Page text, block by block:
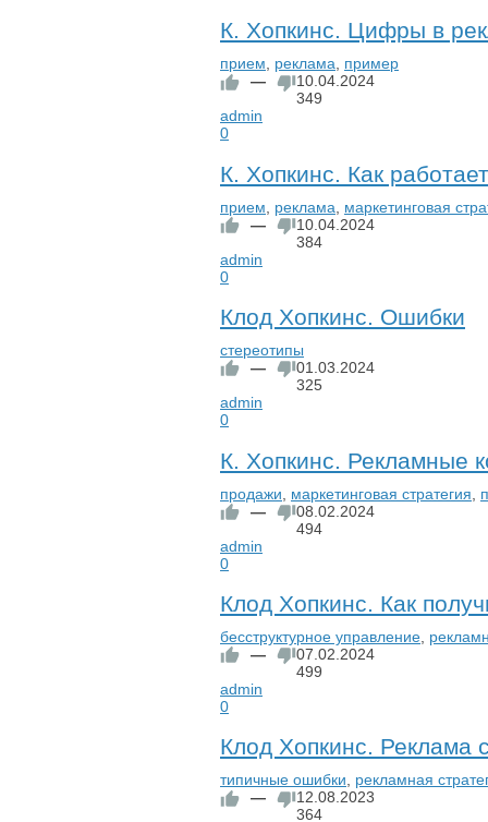
К. Хопкинс. Цифры в
прием, реклама, пример
—
10.04.2024
349
admin
0
К. Хопкинс. Как
прием реклама
маркетинговая
—
10.04.2024
384
admin
0
Клод Хопкинс. Ошибки
стереотипы
—
01.03.2024
325
admin
0
К. Хопкинс. Рекламные
продажи маркетинговая стратегия
—
08.02.2024
494
admin
0
Клод Хопкинс. Как
бесструктурное управление
—
07.02.2024
499
admin
0
Клод Хопкинс. Реклама
типичные ошибки, рекламная
—
12.08.2023
364